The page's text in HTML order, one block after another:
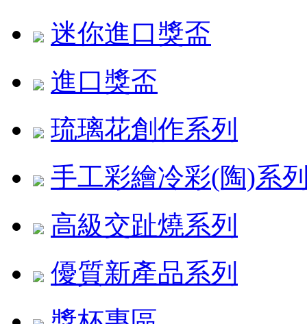
迷你進口獎盃
進口獎盃
琉璃花創作系列
手工彩繪冷彩(陶)系
高級交趾燒系列
優質新產品系列